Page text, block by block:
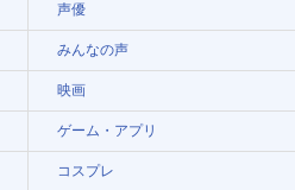
声優
みんなの声
映画
ゲーム・アプリ
コスプレ